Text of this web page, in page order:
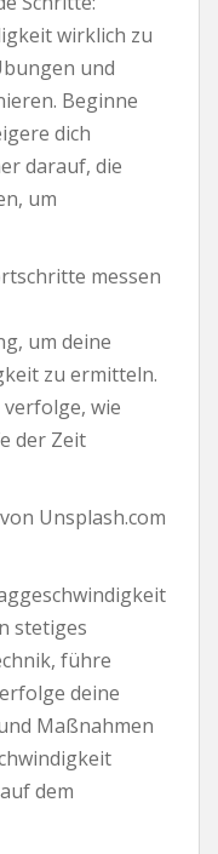
wirklich zu
und
Beginne
dich
darauf, die
um
messen
um deine
zu ermitteln.
wie
der Zeit
Unsplash.com
stetiges
führe
deine
Maßnahmen
dem